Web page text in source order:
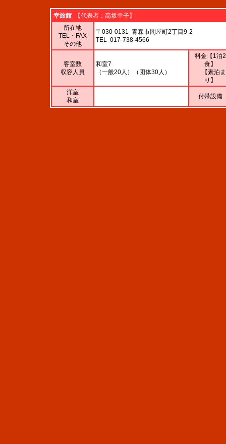
幸旅館【代表者：高坂幸子】
所在地
TEL・FAX
その他
〒030-0131 青森市問屋町2丁目9-2
TEL 017-738-4566
客室数
収容人員
和室7
（一般20人）（団体30人）
料金【 1泊2
食】
【素泊ま
り】
洋室
和室
付帯設備